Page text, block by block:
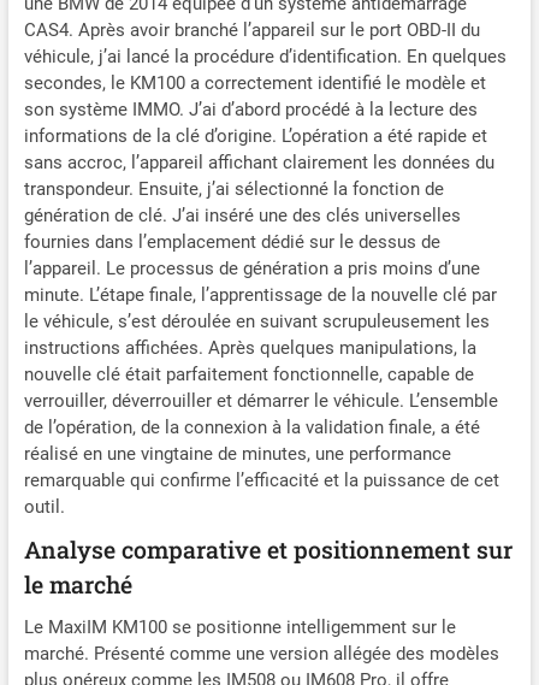
plus fonctions lecture/
écriture/clonage puce qui
vous permettent lire, cloner
et modifier informations
transpondeur, telles que
type puce, type IMMO, ID
transpondeur, état
verrouillage et mode code.
Outil programmation clé
voiture Autel KM100X peut
également effectuer
génération, simulation et
conversion transpondeurs
entre ID63 & ID83, évitant
ainsi problèmes utilisation
via OBD. 🏆🏆【Fonctions
Transpondeur
Professionnel Autel MaxiIM
KM100X】Outil
programmation porte-clés
plus fonctions lecture/
et modifier informations
transpondeur, telles que
type puce, type IMMO, ID
CAS4. Après avoir branché l’appareil sur le port OBD-II du
véhicule, j’ai lancé la procédure d’identification. En quelques
secondes, le KM100 a correctement identifié le modèle et
son système IMMO. J’ai d’abord procédé à la lecture des
informations de la clé d’origine. L’opération a été rapide et
sans accroc, l’appareil affichant clairement les données du
transpondeur. Ensuite, j’ai sélectionné la fonction de
génération de clé. J’ai inséré une des clés universelles
fournies dans l’emplacement dédié sur le dessus de
l’appareil. Le processus de génération a pris moins d’une
minute. L’étape finale, l’apprentissage de la nouvelle clé par
le véhicule, s’est déroulée en suivant scrupuleusement les
instructions affichées. Après quelques manipulations, la
nouvelle clé était parfaitement fonctionnelle, capable de
verrouiller, déverrouiller et démarrer le véhicule. L’ensemble
de l’opération, de la connexion à la validation finale, a été
réalisé en une vingtaine de minutes, une performance
remarquable qui confirme l’efficacité et la puissance de cet
outil.
Analyse comparative et positionnement sur
le marché
Le MaxiIM KM100 se positionne intelligemment sur le
marché. Présenté comme une version allégée des modèles
plus onéreux comme les IM508 ou IM608 Pro, il offre